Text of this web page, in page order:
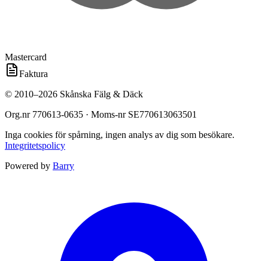
Mastercard
Faktura
© 2010–2026 Skånska Fälg & Däck
Org.nr 770613-0635 · Moms-nr SE770613063501
Inga cookies för spårning, ingen analys av dig som besökare.
Integritetspolicy
Powered by Barry